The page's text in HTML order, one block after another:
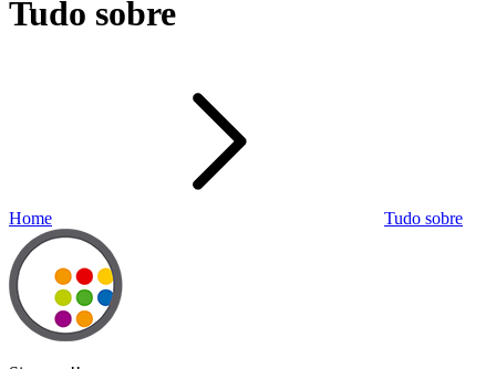
Tudo sobre
Home Tudo sobre